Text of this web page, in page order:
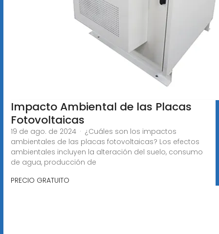
Impacto Ambiental de las Placas
Fotovoltaicas
19 de ago. de 2024 · ¿Cuáles son los impactos
ambientales de las placas fotovoltaicas? Los efectos
ambientales incluyen la alteración del suelo, consumo
de agua, producción de
PRECIO GRATUITO